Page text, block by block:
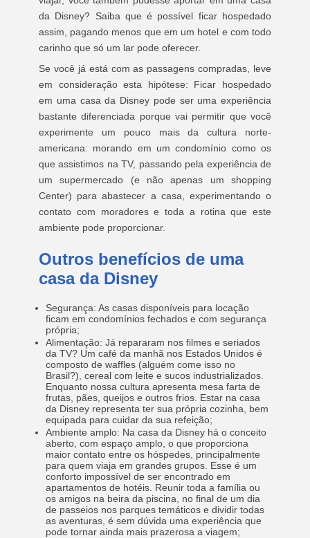
da Disney? Saiba que é possível ficar hospedado
assim, pagando menos que em um hotel e com todo
carinho que só um lar pode oferecer.
Se você já está com as passagens compradas, leve
em consideração esta hipótese: Ficar hospedado
em uma casa da Disney pode ser uma experiência
bastante diferenciada porque vai permitir que você
experimente um pouco mais da cultura norte-
americana: morando em um condomínio como os
que assistimos na TV, passando pela experiência de
um supermercado (e não apenas um shopping
Center) para abastecer a casa, experimentando o
contato com moradores e toda a rotina que este
ambiente pode proporcionar.
Outros benefícios de uma
casa da Disney
Segurança: As casas disponíveis para locação
ficam em condomínios fechados e com segurança
própria;
Alimentação: Já repararam nos filmes e seriados
da TV? Um café da manhã nos Estados Unidos é
composto de waffles (alguém come isso no
Brasil?), cereal com leite e sucos industrializados.
Enquanto nossa cultura apresenta mesa farta de
frutas, pães, queijos e outros frios. Estar na casa
da Disney representa ter sua própria cozinha, bem
equipada para cuidar da sua refeição;
Ambiente amplo: Na casa da Disney há o conceito
aberto, com espaço amplo, o que proporciona
maior contato entre os hóspedes, principalmente
para quem viaja em grandes grupos. Esse é um
conforto impossível de ser encontrado em
apartamentos de hotéis. Reunir toda a família ou
os amigos na beira da piscina, no final de um dia
de passeios nos parques temáticos e dividir todas
as aventuras, é sem dúvida uma experiência que
pode tornar ainda mais prazerosa a viagem;